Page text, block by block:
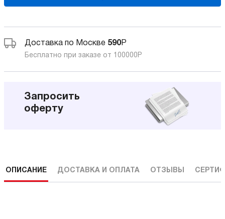
Доставка по Москве 590Р
Бесплатно при заказе от 100000 Р
Запросить
оферту
ОПИСАНИЕ ДОСТАВКА И ОПЛАТА ОТЗЫВЫ